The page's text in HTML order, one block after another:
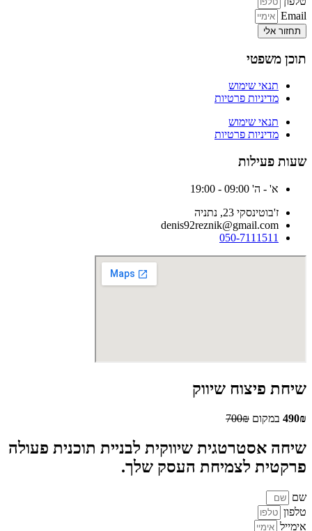
Email
תחזור אלי
תוכן משפטי
תנאי שימוש
מדיניות פרטיות
תנאי שימוש
מדיניות פרטיות
שעות פעילות
א' - ה' 09:00 - 19:00
ז'בוטינסקי 23, נתניה
denis92reznik@gmail.com
050-7111511
שיחת פיצוח שיווק
490₪ במקום 700₪
שיחה אסטרטגית שיווקית לבניית תוכנית פעולה
פרקטית לצמיחת העסק שלך.
שם
טלפון
אימייל